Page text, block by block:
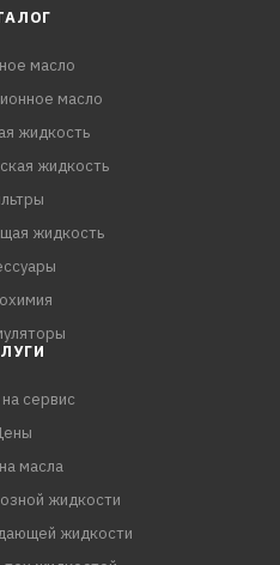
семейства VAG,
обеспечивает надежную
от коррозии и окисления,
масло
масло
жидкость
жидкость
жидкость
сервис
масла
жидкости
жидкости